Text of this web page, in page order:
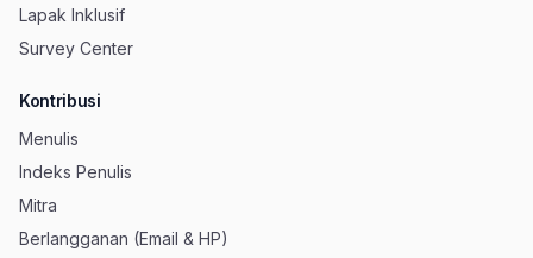
Lapak Inklusif
Survey Center
Kontribusi
Menulis
Indeks Penulis
Mitra
Berlangganan (Email & HP)